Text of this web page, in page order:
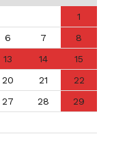
1
6 7
8
13 14
15
20 21
22
27 28
29